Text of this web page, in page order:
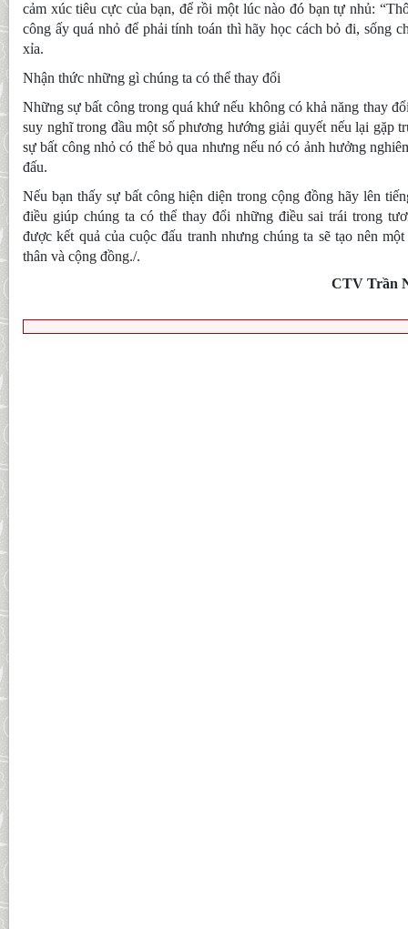
cảm xúc tiêu cực của bạn, để rồi một lúc nào đó bạn tự nhủ:
công ấy quá nhỏ để phải tính toán thì hãy học cách bỏ đi, sống
xỉa.
Nhận thức những gì chúng ta có thể thay đổi
Những sự bất công trong quá khứ nếu không có khả năng thay
suy nghĩ trong đầu một số phương hướng giải quyết nếu lại gặp
sự bất công nhỏ có thể bỏ qua nhưng nếu nó có ảnh hưởng
đấu.
Nếu bạn thấy sự bất công hiện diện trong cộng đồng hãy lên
điều giúp chúng ta có thể thay đổi những điều sai trái trong
được kết quả của cuộc đấu tranh nhưng chúng ta sẽ tạo nên
thân và cộng đồng./.
CTV Trần